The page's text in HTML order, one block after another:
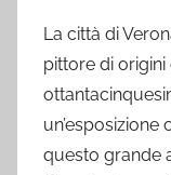
La città di
pittore di origini
un’esposizione
questo grande